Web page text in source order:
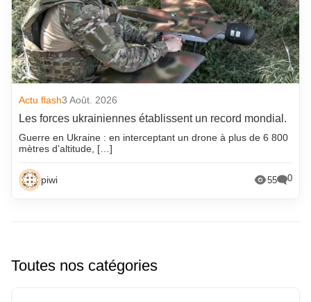
Actu flash3 Août. 2026
Les forces ukrainiennes établissent un record mondial.
Guerre en Ukraine : en interceptant un drone à plus de 6 800
mètres d’altitude, […]
piwi 55 0
Toutes nos catégories